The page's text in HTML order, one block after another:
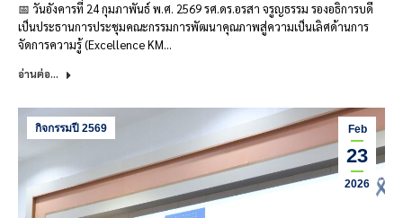
📅 วันอังคารที่ 24 กุมภาพันธ์ พ.ศ. 2569 รศ.ดร.อรสา จรูญธรรม รองอธิการบดี
เป็นประธานการประชุมคณะกรรมการพัฒนาคุณภาพสู่ความเป็นเลิศด้านการ
จัดการความรู้ (Excellence KM…
อ่านต่อ...
Feb
23
2026
กิจกรรมปี 2569